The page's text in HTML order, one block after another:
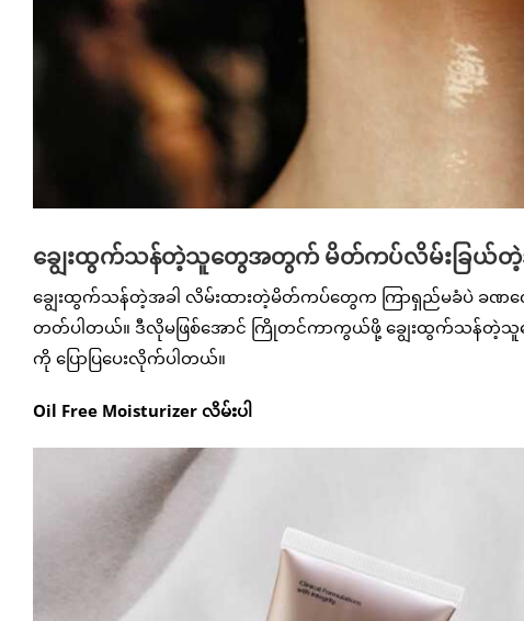
ချွေးထွက်သန်တဲ့သူတွေအတွက် မိတ်ကပ်လိမ်းခြယ်တဲ့
ချွေးထွက်သန်တဲ့အခါ လိမ်းထားတဲ့မိတ်ကပ်တွေက ကြာရှည်မခံပဲ ခဏလေး
တတ်ပါတယ်။ ဒီလိုမဖြစ်အောင် ကြိုတင်ကာကွယ်ဖို့ ချွေးထွက်သန်တဲ့
ကို ပြောပြပေးလိုက်ပါတယ်။
Oil Free Moisturizer လိမ်းပါ